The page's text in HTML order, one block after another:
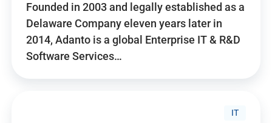
Founded in 2003 and legally established as a
Delaware Company eleven years later in
2014, Adanto is a global Enterprise IT & R&D
Software Services…
IT